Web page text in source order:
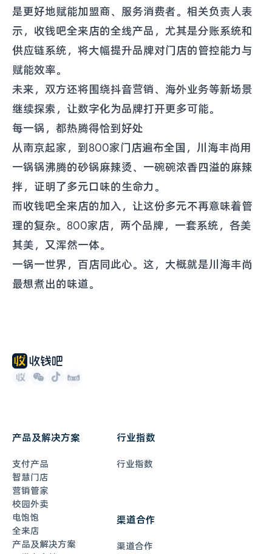
是更好地赋能加盟商、服务消费者。相关负责人表
示，收钱吧全来店的全线产品，尤其是分账系统和
供应链系统，将大幅提升品牌对门店的管控能力与
赋能效率。
未来，双方还将围绕抖音营销、海外业务等新场景
继续探索，让数字化为品牌打开更多可能。
每一锅，都热腾得恰到好处
从南京起家，到800家门店遍布全国，川海丰尚用
一锅锅沸腾的砂锅麻辣烫、一碗碗浓香四溢的麻辣
拌，证明了多元口味的生命力。
而收钱吧全来店的加入，让这份多元不再意味着管
理的复杂。800家店，两个品牌，一套系统，各美
其美，又浑然一体。
一锅一世界，百店同此心。这，大概就是川海丰尚
最想煮出的味道。
产品及解决方案
支付产品
智慧门店
营销管家
校园外卖
电饱饱
全来店
产品及解决方案
行业指数
行业指数
渠道合作
渠道合作